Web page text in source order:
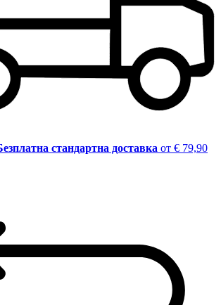
стандартна доставка от € 79,90